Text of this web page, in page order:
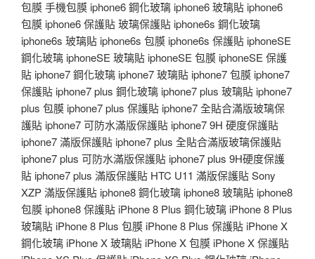
包膜 手機包膜 iphone6 鋼化玻璃 iphone6 玻璃貼 iphone6
包膜 iphone6 保護貼 玻璃保護貼 iphone6s 鋼化玻璃
iphone6s 玻璃貼 iphone6s 包膜 iphone6s 保護貼 iphoneSE
鋼化玻璃 iphoneSE 玻璃貼 iphoneSE 包膜 iphoneSE 保護
貼 iphone7 鋼化玻璃 iphone7 玻璃貼 iphone7 包膜 iphone7
保護貼 iphone7 plus 鋼化玻璃 iphone7 plus 玻璃貼 iphone7
plus 包膜 iphone7 plus 保護貼 iphone7 全貼合滿版玻璃保
護貼 iphone7 可防水滿版保護貼 iphone7 9H 硬度保護貼
iphone7 滿版保護貼 iphone7 plus 全貼合滿版玻璃保護貼
iphone7 plus 可防水滿版保護貼 iphone7 plus 9H硬度保護
貼 iphone7 plus 滿版保護貼 HTC U11 滿版保護貼 Sony
XZP 滿版保護貼 iphone8 鋼化玻璃 iphone8 玻璃貼 iphone8
包膜 iphone8 保護貼 iPhone 8 Plus 鋼化玻璃 iPhone 8 Plus
玻璃貼 iPhone 8 Plus 包膜 iPhone 8 Plus 保護貼 iPhone X
鋼化玻璃 iPhone X 玻璃貼 iPhone X 包膜 iPhone X 保護貼